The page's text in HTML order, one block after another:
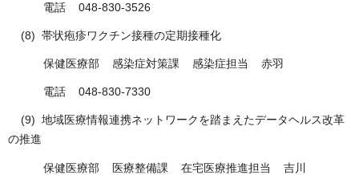
電話 048-830-3526
(8) 帯状疱疹ワクチン接種の定期接種化
保健医療部 感染症対策課 感染症担当 赤羽
電話 048-830-7330
(9) 地域医療情報連携ネットワークを踏まえたデータヘルス改革
の推進
保健医療部 医療整備課 在宅医療推進担当 吉川